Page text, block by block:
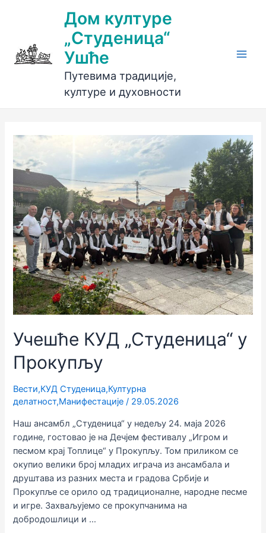
Дом културе
„Студеница“
Ушће
Путевима традиције,
културе и духовности
Учешће КУД „Студеница“ у
Прокупљу
Вести,КУД Студеница,Културна
делатност,Манифестације / 29.05.2026
Наш ансамбл „Студеница“ у недељу 24. маја 2026
године, гостовао је на Дечјем фестивалу „Игром и
песмом крај Топлице“ у Прокупљу. Том приликом се
окупио велики број младих играча из ансамбала и
друштава из разних места и градова Србије и
Прокупље се орило од традиционалне, народне песме
и игре. Захваљујемо се прокупчанима на
добродошлици и …